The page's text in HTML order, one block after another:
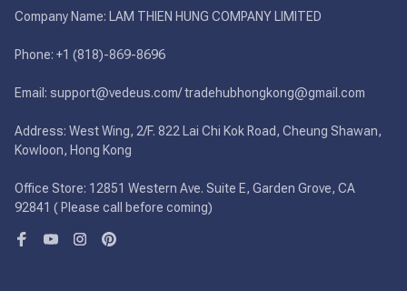
Company Name: LAM THIEN HUNG COMPANY LIMITED
Phone: +1 (818)-869-8696
Email: support@vedeus.com/ tradehubhongkong@gmail.com
Address: West Wing, 2/F. 822 Lai Chi Kok Road, Cheung Shawan,
Kowloon, Hong Kong
Office Store: 12851 Western Ave. Suite E, Garden Grove, CA
92841 ( Please call before coming)